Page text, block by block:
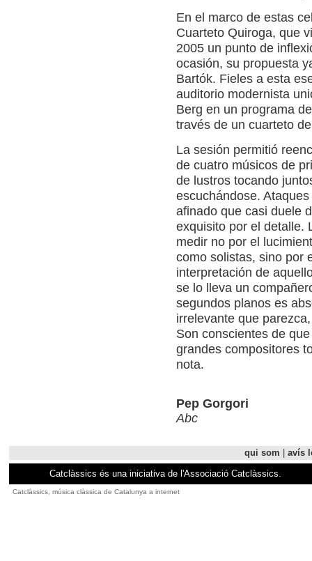
En el marco de estas
Cuarteto Quiroga, que
2005 un punto de
ocasión, su propuesta
Bartók. Fieles a esta
auditorio modernista
Berg en un programa
través de un cuarteto
La sesión permitió
de cuatro músicos de
de lustros tocando
escuchándose.
afinado que casi duele
exquisito por el detalle.
medir no por el
como solistas, sino por
interpretación de
se lo lleva un
segundos planos es
irrelevante que
Son conscientes de
grandes compositores
nota.
Pep Gorgori
Abc
qui som
avís
Catclàssics és una iniciativa de l'Associació Catclàssics.
Catclàssics, música clàssica de Catalunya a internet